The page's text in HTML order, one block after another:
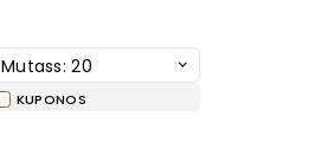
Mutass: 20
KUPONOS